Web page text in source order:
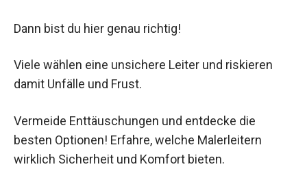
Dann bist du hier genau richtig!
Viele wählen eine unsichere Leiter und riskieren
damit Unfälle und Frust.
Vermeide Enttäuschungen und entdecke die
besten Optionen! Erfahre, welche Malerleitern
wirklich Sicherheit und Komfort bieten.